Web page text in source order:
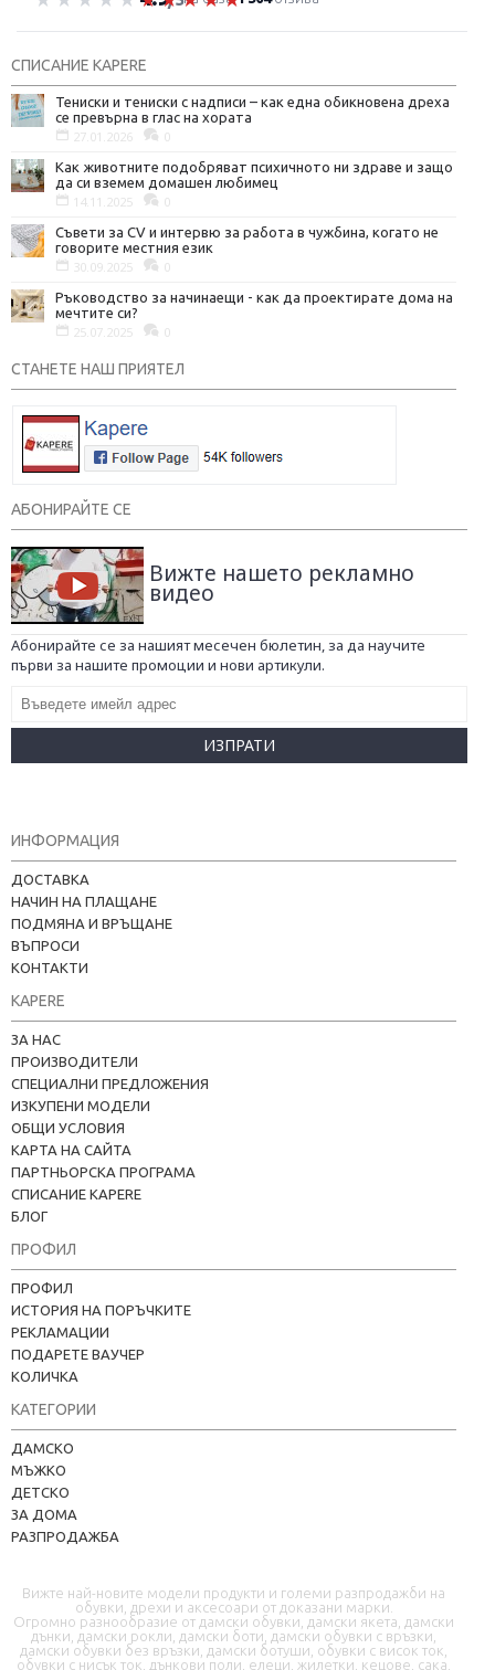
СПИСАНИЕ KAPERE
Тениски и тениски с надписи – как една обикновена дреха
се превърна в глас на хората
27.01.2026 0
Как животните подобряват психичното ни здраве и защо
да си вземем домашен любимец
14.11.2025 0
Съвети за CV и интервю за работа в чужбина, когато не
говорите местния език
30.09.2025 0
Ръководство за начинаещи - как да проектирате дома на
мечтите си?
25.07.2025 0
СТАНЕТЕ НАШ ПРИЯТЕЛ
АБОНИРАЙТЕ СЕ
Вижте нашето рекламно
видео
Абонирайте се за нашият месечен бюлетин, за да научите
първи за нашите промоции и нови артикули.
ИЗПРАТИ
ИНФОРМАЦИЯ
ДОСТАВКА
НАЧИН НА ПЛАЩАНЕ
ПОДМЯНА И ВРЪЩАНЕ
ВЪПРОСИ
КОНТАКТИ
KAPERE
ЗА НАС
ПРОИЗВОДИТЕЛИ
СПЕЦИАЛНИ ПРЕДЛОЖЕНИЯ
ИЗКУПЕНИ МОДЕЛИ
ОБЩИ УСЛОВИЯ
КАРТА НА САЙТА
ПАРТНЬОРСКА ПРОГРАМА
СПИСАНИЕ KAPERE
БЛОГ
ПРОФИЛ
ПРОФИЛ
ИСТОРИЯ НА ПОРЪЧКИТЕ
РЕКЛАМАЦИИ
ПОДАРЕТЕ ВАУЧЕР
КОЛИЧКА
КАТЕГОРИИ
ДАМСКО
МЪЖКО
ДЕТСКО
ЗА ДОМА
РАЗПРОДАЖБА
Вижте най-новите модели продукти и големи разпродажби на
обувки, дрехи и аксесоари от доказани марки.
Огромно разнообразие от дамски обувки, дамски якета, дамски
дънки, дамски рокли, дамски боти, дамски обувки с връзки,
дамски обувки без връзки, дамски ботуши, обувки с висок ток,
обувки с нисък ток, дънкови поли, елеци, жилетки, кецове, сака,
Kapere.com
📦 Информация за доставка